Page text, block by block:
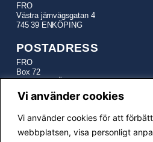
Vi använder cookies
Vi använder cookies för att
webbplatsen, visa personligt
FRO
Västra järnvägsgatan 4
745 39 ENKÖPING
POSTADRESS
FRO
Box 72
745 22 ENKÖPING
TELEFON
Kansli:010-641 21 17
E-POSTADRESSER